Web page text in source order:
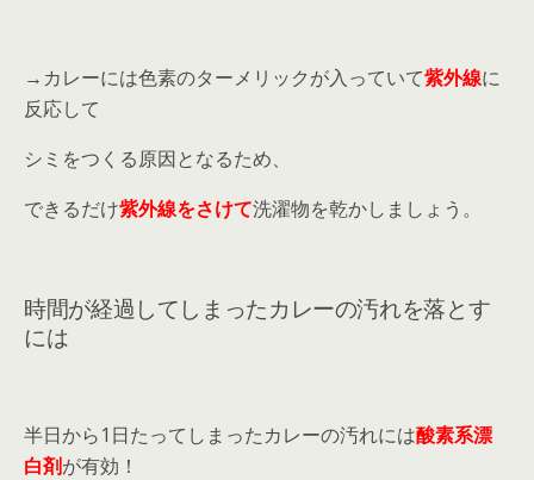
→カレーには色素のターメリックが入っていて紫外線に
反応して
シミをつくる原因となるため、
できるだけ紫外線をさけて洗濯物を乾かしましょう。
時間が経過してしまったカレーの汚れを落とす
には
半日から1日たってしまったカレーの汚れには酸素系漂
白剤が有効！